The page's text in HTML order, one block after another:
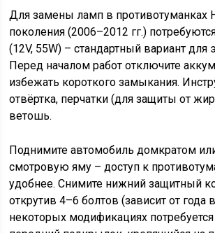
Для замены ламп в противотуманках
поколения (2006–2012 гг.)
(12V, 55W) – стандартный вариант для
Перед началом работ отключите
избежать короткого замыкания.
отвёртка, перчатки (для защиты от
ветошь.
Поднимите автомобиль домкратом
смотровую яму – доступ к
удобнее. Снимите нижний защитный
открутив 4–6 болтов (зависит от года
некоторых модификациях